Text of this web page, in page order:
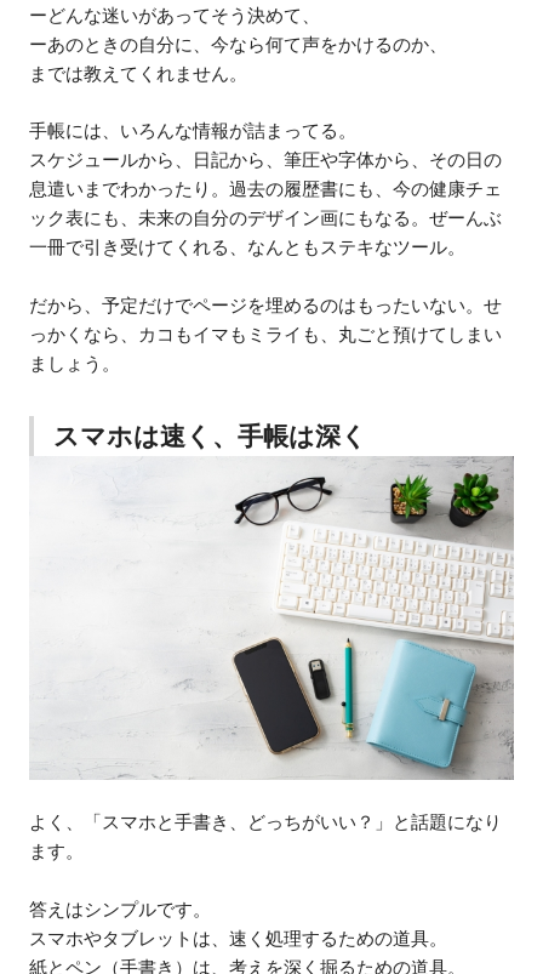
ーどんな迷いがあってそう決めて、
ーあのときの自分に、今なら何て声をかけるのか、
までは教えてくれません。
手帳には、いろんな情報が詰まってる。
スケジュールから、日記から、筆圧や字体から、その日の
息遣いまでわかったり。過去の履歴書にも、今の健康チェ
ック表にも、未来の自分のデザイン画にもなる。ぜーんぶ
一冊で引き受けてくれる、なんともステキなツール。
だから、予定だけでページを埋めるのはもったいない。せ
っかくなら、カコもイマもミライも、丸ごと預けてしまい
ましょう。
スマホは速く、手帳は深く
よく、「スマホと手書き、どっちがいい？」と話題になり
ます。
答えはシンプルです。
スマホやタブレットは、速く処理するための道具。
紙とペン（手書き）は、考えを深く掘るための道具。